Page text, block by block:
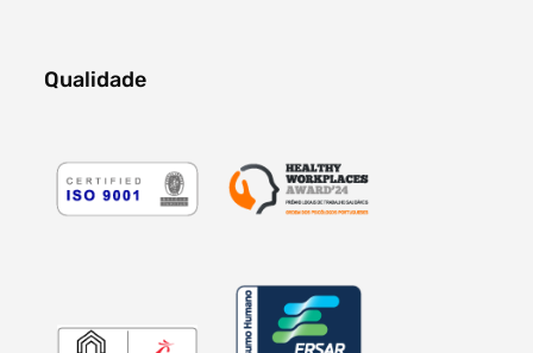
Qualidade